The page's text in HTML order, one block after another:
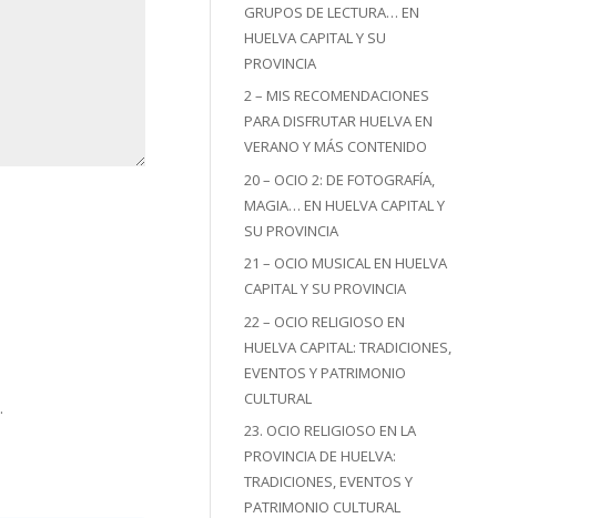
GRUPOS DE LECTURA… EN
HUELVA CAPITAL Y SU
PROVINCIA
2 – MIS RECOMENDACIONES
PARA DISFRUTAR HUELVA EN
VERANO Y MÁS CONTENIDO
20 – OCIO 2: DE FOTOGRAFÍA,
MAGIA… EN HUELVA CAPITAL Y
SU PROVINCIA
21 – OCIO MUSICAL EN HUELVA
CAPITAL Y SU PROVINCIA
22 – OCIO RELIGIOSO EN
HUELVA CAPITAL: TRADICIONES,
EVENTOS Y PATRIMONIO
CULTURAL
23. OCIO RELIGIOSO EN LA
PROVINCIA DE HUELVA:
TRADICIONES, EVENTOS Y
PATRIMONIO CULTURAL